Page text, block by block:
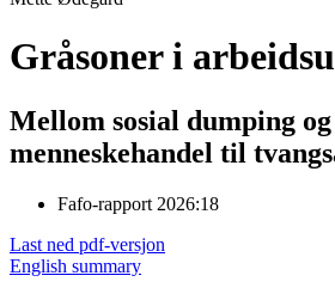
Gråsoner i
Mellom sosial dumping og
menneskehandel til
Fafo-rapport 2026:18
Last ned pdf-versjon
English summary